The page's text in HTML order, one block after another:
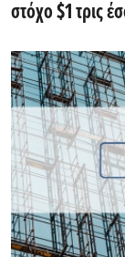
στόχο $1 τρις